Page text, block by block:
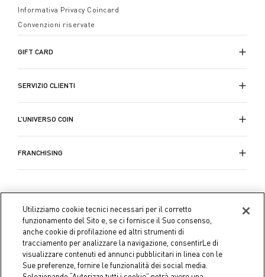
Informativa Privacy Coincard
Convenzioni riservate
GIFT CARD
SERVIZIO CLIENTI
L’UNIVERSO COIN
FRANCHISING
Utilizziamo cookie tecnici necessari per il corretto
funzionamento del Sito e, se ci fornisce il Suo consenso,
anche cookie di profilazione ed altri strumenti di
tracciamento per analizzare la navigazione, consentirLe di
visualizzare contenuti ed annunci pubblicitari in linea con le
Sue preferenze, fornire le funzionalità dei social media.